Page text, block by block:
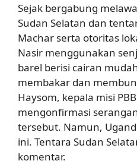
Sejak bergabung
Sudan Selatan dan
Machar serta otoritas
Nasir menggunakan
barel berisi cairan
membakar dan
Haysom, kepala misi
mengonfirmasi
tersebut. Namun,
ini. Tentara Sudan
komentar.